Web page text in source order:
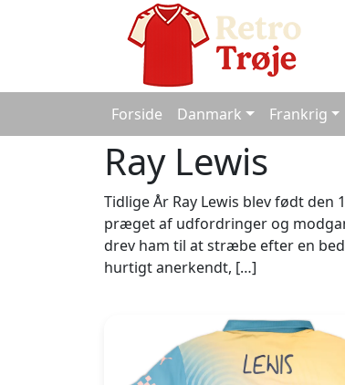
Forside Danmark Frankrig
Ray Lewis
Tidlige År Ray Lewis blev født den
præget af udfordringer og
drev ham til at stræbe efter en
hurtigt anerkendt, […]